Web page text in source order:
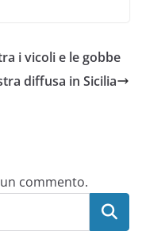
i vicoli e le gobbe
diffusa in Sicilia
commento.